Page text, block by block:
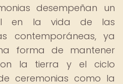
desempeñan un
en la vida de las
contemporáneas, ya
forma de mantener
la tierra y el ciclo
ceremonias como la